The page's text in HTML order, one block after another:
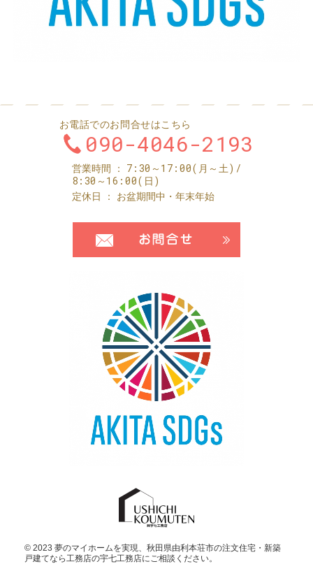
お電話でのお問合せはこちら
090-4046-2193
営業時間
7:30～17:00(月～土)/
8:30～16:00(日)
定休日 お盆期間中・年末年始
© 2023 夢のマイホームを実現、 秋田県由利本荘市の注文住宅・新築
戸建てなら工務店の宇七工務店にご相談ください。